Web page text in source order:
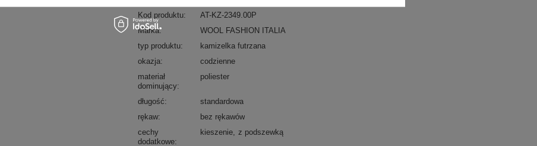
Kod produktu
AT-KZ-2349.00P
Marka
WOOL FASHION ITALIA
typ produktu
kamizelka futrzana
okazja
codzienne
materiał
dominujący
poliester
długość
standardowa
rękaw
bez rękawów
cechy
dodatkowe
kieszenie z podszewką